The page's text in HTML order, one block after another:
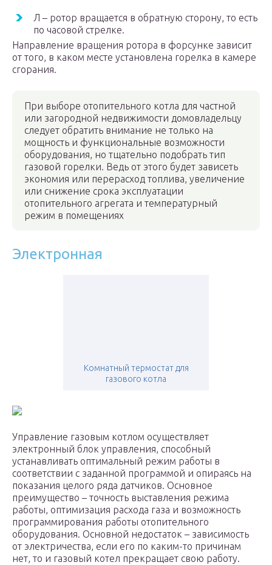
Л – ротор вращается в обратную сторону, то есть
по часовой стрелке.
Направление вращения ротора в форсунке зависит
от того, в каком месте установлена горелка в камере
сгорания.
При выборе отопительного котла для частной
или загородной недвижимости домовладельцу
следует обратить внимание не только на
мощность и функциональные возможности
оборудования, но тщательно подобрать тип
газовой горелки. Ведь от этого будет зависеть
экономия или перерасход топлива, увеличение
или снижение срока эксплуатации
отопительного агрегата и температурный
режим в помещениях
Электронная
Комнатный термостат для
газового котла
Управление газовым котлом осуществляет
электронный блок управления, способный
устанавливать оптимальный режим работы в
соответствии с заданной программой и опираясь на
показания целого ряда датчиков. Основное
преимущество – точность выставления режима
работы, оптимизация расхода газа и возможность
программирования работы отопительного
оборудования. Основной недостаток – зависимость
от электричества, если его по каким-то причинам
нет, то и газовый котел прекращает свою работу.